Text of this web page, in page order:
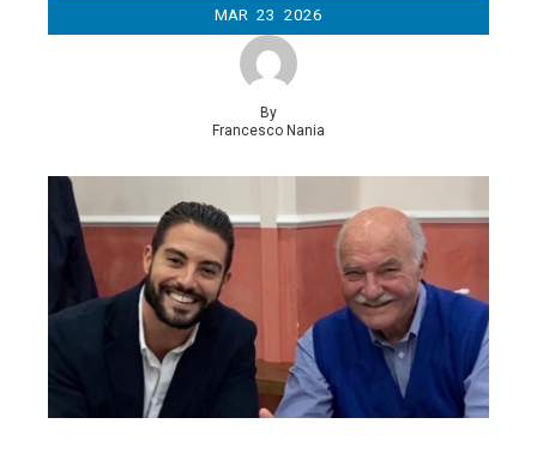
MAR 23 2026
By
Francesco Nania